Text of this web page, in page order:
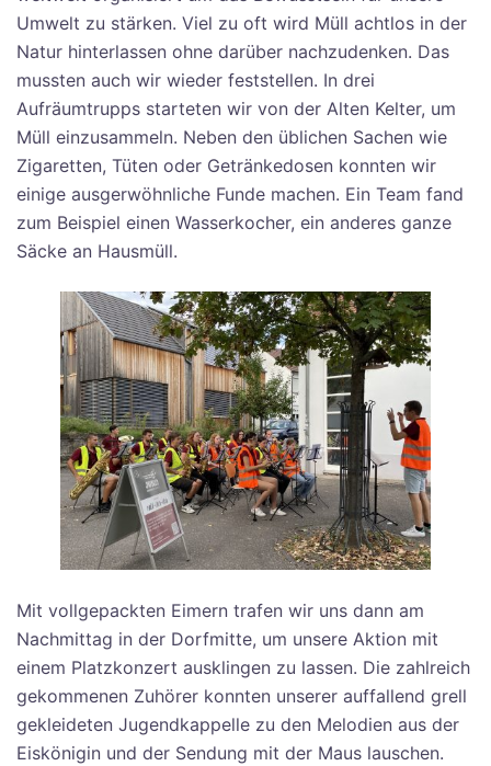
Umwelt zu stärken. Viel zu oft wird Müll achtlos in der
Natur hinterlassen ohne darüber nachzudenken. Das
mussten auch wir wieder feststellen. In drei
Aufräumtrupps starteten wir von der Alten Kelter, um
Müll einzusammeln. Neben den üblichen Sachen wie
Zigaretten, Tüten oder Getränkedosen konnten wir
einige ausgerwöhnliche Funde machen. Ein Team fand
zum Beispiel einen Wasserkocher, ein anderes ganze
Säcke an Hausmüll.
Mit vollgepackten Eimern trafen wir uns dann am
Nachmittag in der Dorfmitte, um unsere Aktion mit
einem Platzkonzert ausklingen zu lassen. Die zahlreich
gekommenen Zuhörer konnten unserer auffallend grell
gekleideten Jugendkappelle zu den Melodien aus der
Eiskönigin und der Sendung mit der Maus lauschen.